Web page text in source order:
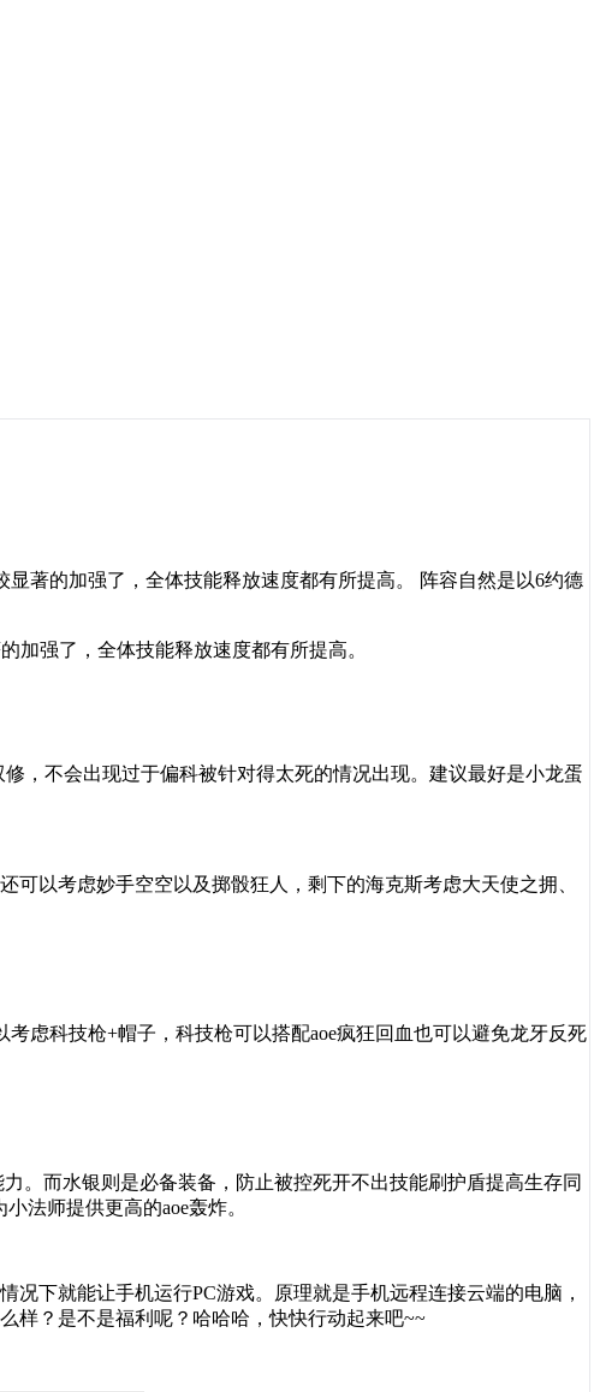
著的加强了，全体技能释放速度都有所提高。 阵容自然是以6约德
加强了，全体技能释放速度都有所提高。
，不会出现过于偏科被针对得太死的情况出现。建议最好是小龙蛋
可以考虑妙手空空以及掷骰狂人，剩下的海克斯考虑大天使之拥、
考虑科技枪+帽子，科技枪可以搭配aoe疯狂回血也可以避免龙牙反死
。而水银则是必备装备，防止被控死开不出技能刷护盾提高生存同
小法师提供更高的aoe轰炸。
况下就能让手机运行PC游戏。原理就是手机远程连接云端的电脑，
样？是不是福利呢？哈哈哈，快快行动起来吧~~